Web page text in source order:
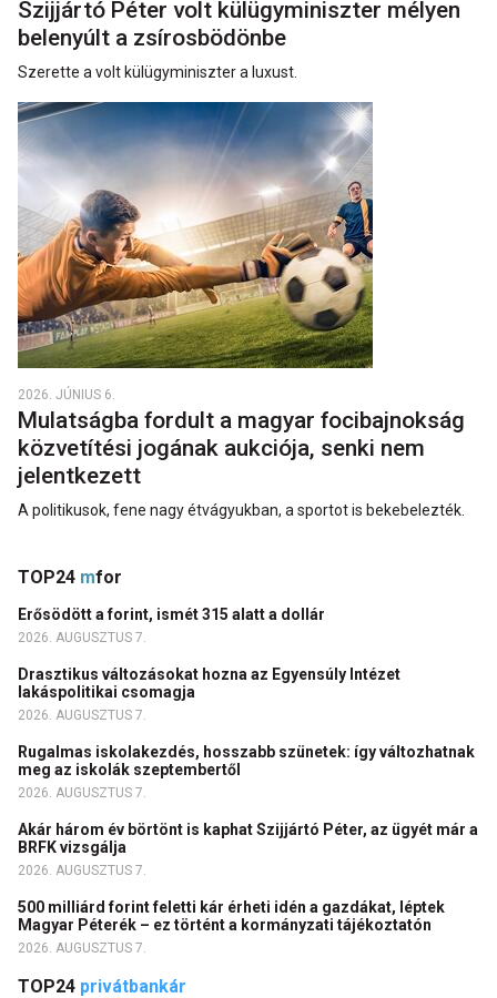
Szijjártó Péter volt külügyminiszter mélyen
belenyúlt a zsírosbödönbe
Szerette a volt külügyminiszter a luxust.
2026. JÚNIUS 6.
Mulatságba fordult a magyar focibajnokság
közvetítési jogának aukciója, senki nem
jelentkezett
A politikusok, fene nagy étvágyukban, a sportot is bekebelezték.
TOP24 mfor
Erősödött a forint, ismét 315 alatt a dollár
2026. AUGUSZTUS 7.
Drasztikus változásokat hozna az Egyensúly Intézet
lakáspolitikai csomagja
2026. AUGUSZTUS 7.
Rugalmas iskolakezdés, hosszabb szünetek: így változhatnak
meg az iskolák szeptembertől
2026. AUGUSZTUS 7.
Akár három év börtönt is kaphat Szijjártó Péter, az ügyét már a
BRFK vizsgálja
2026. AUGUSZTUS 7.
500 milliárd forint feletti kár érheti idén a gazdákat, léptek
Magyar Péterék – ez történt a kormányzati tájékoztatón
2026. AUGUSZTUS 7.
TOP24 privátbankár